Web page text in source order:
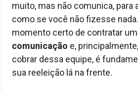
muito, mas não comunica, para
como se você não fizesse
momento certo de contratar
comunicação e,
cobrar dessa equipe, é
sua reeleição lá na frente.